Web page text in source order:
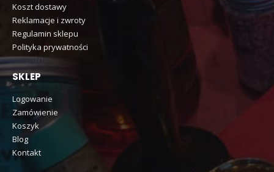
Koszt dostawy
Reklamacje i zwroty
Regulamin sklepu
Polityka prywatności
SKLEP
Logowanie
Zamówienie
Koszyk
Blog
Kontakt